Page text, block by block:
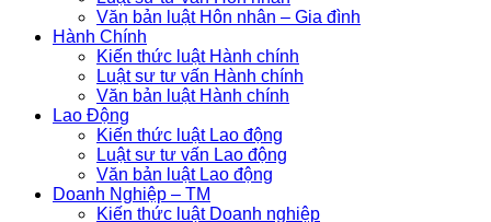
Văn bản luật Hôn nhân – Gia đình
Hành Chính
Kiến thức luật Hành chính
Luật sư tư vấn Hành chính
Văn bản luật Hành chính
Lao Động
Kiến thức luật Lao động
Luật sư tư vấn Lao động
Văn bản luật Lao động
Doanh Nghiệp – TM
Kiến thức luật Doanh nghiệp